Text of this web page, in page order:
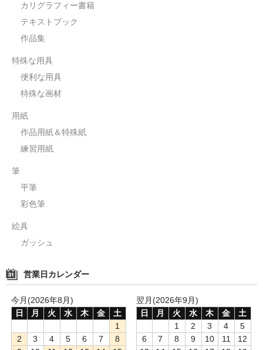
カリグラフィー書籍
テキストブック
作品集
特殊な用具
便利な用具
特殊な画材
用紙
作品用紙＆特殊紙
練習用紙
筆
平筆
彩色筆
絵具
ガッシュ
営業日カレンダー
今月(2026年8月)
日
月 火 水 木 金
土
1
2
3 4 5 6 7
8
翌月(2026年9月)
日
月 火 水 木 金
土
1
2 3 4
5
6
7 8 9 10 11
12